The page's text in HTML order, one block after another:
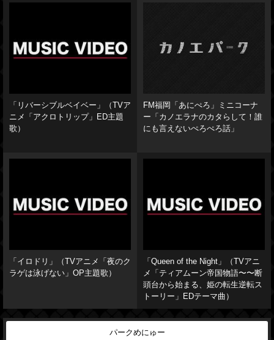
「リバーシブルベイベー」（TVア
ニメ「アクロトリップ」ED主題
歌）
FM福岡「あにぺろ」ミニコーナ
ー「カノエラナのカタらして！誰
にも言えないぺろぺろ話」
「イロドリ」（TVアニメ「夜のク
ラゲは泳げない」OP主題歌）
「Queen of the Night」（TVアニ
メ「ティアムーン帝国物語〜〜断
頭台から始まる、姫の転生逆転ス
トーリー」EDテーマ曲）
パークめにゅー